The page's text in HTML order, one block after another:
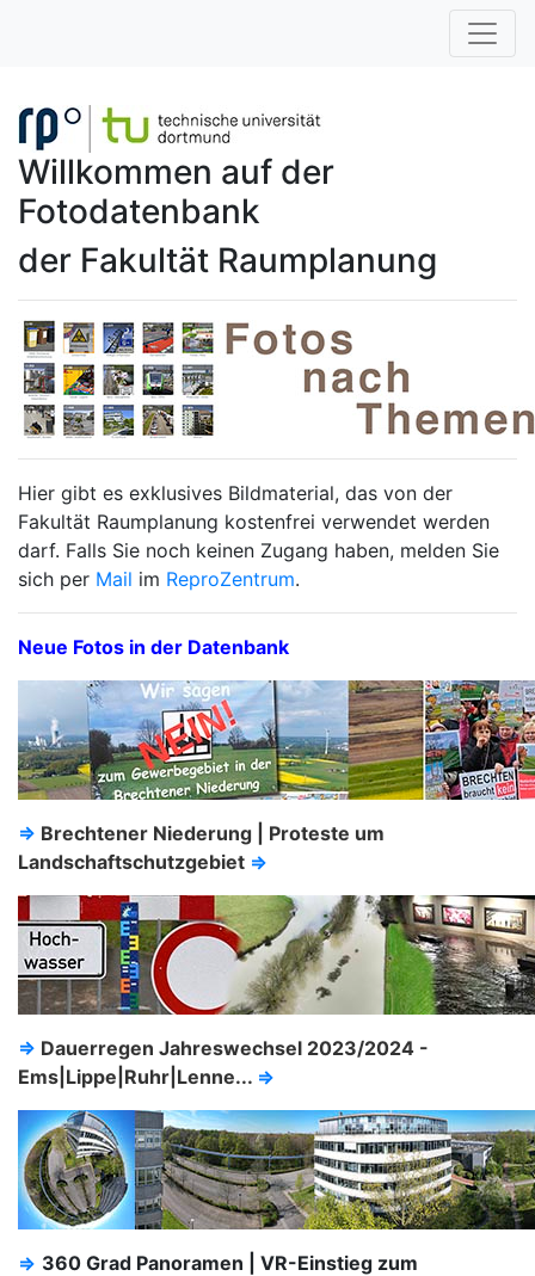
Willkommen auf der
Fotodatenbank
der Fakultät Raumplanung
Hier gibt es exklusives Bildmaterial, das von der
Fakultät Raumplanung kostenfrei verwendet werden
darf. Falls Sie noch keinen Zugang haben, melden Sie
sich per Mail im ReproZentrum.
Neue Fotos in der Datenbank
⇒ Brechtener Niederung | Proteste um
Landschaftschutzgebiet ⇒
⇒ Dauerregen Jahreswechsel 2023/2024 -
Ems|Lippe|Ruhr|Lenne... ⇒
⇒ 360 Grad Panoramen | VR-Einstieg zum